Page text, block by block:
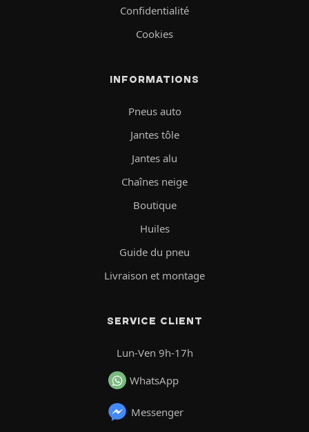
Confidentialité
Cookies
INFORMATIONS
Pneus auto
Jantes tôle
Jantes alu
Chaînes neige
Boutique
Huiles
Guide du pneu
Livraison et montage
SERVICE CLIENT
Lun-Ven 9h-17h
WhatsApp
Messenger